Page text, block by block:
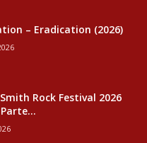
– Eradication (2026)
Rock Festival 2026